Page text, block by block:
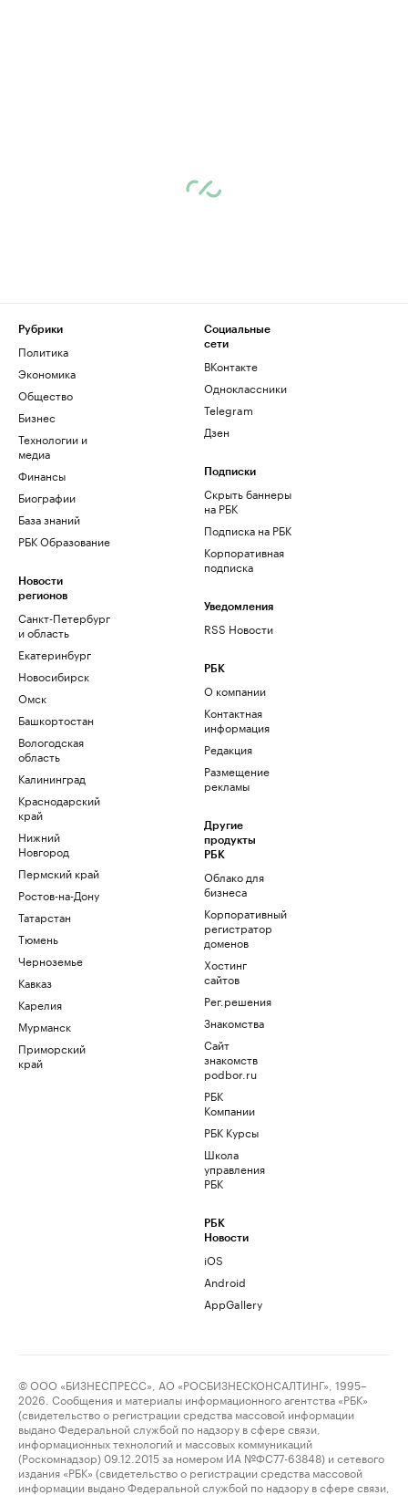
Рубрики
Политика
Экономика
Общество
Бизнес
Технологии и
медиа
Финансы
Биографии
База знаний
РБК Образование
Новости
регионов
Санкт-Петербург
и область
Екатеринбург
Новосибирск
Омск
Башкортостан
Вологодская
область
Калининград
Краснодарский
край
Нижний
Новгород
Пермский край
Ростов-на-Дону
Татарстан
Тюмень
Черноземье
Кавказ
Карелия
Мурманск
Приморский
край
Социальные
сети
ВКонтакте
Одноклассники
Telegram
Дзен
Подписки
Скрыть баннеры
на РБК
Подписка на РБК
Корпоративная
подписка
Уведомления
RSS Новости
РБК
О компании
Контактная
информация
Редакция
Размещение
рекламы
Другие
продукты
РБК
Облако для
бизнеса
Корпоративный
регистратор
доменов
Хостинг
сайтов
Рег.решения
Знакомства
Сайт
знакомств
podbor.ru
РБК
Компании
РБК Курсы
Школа
управления
РБК
РБК
Новости
iOS
Android
AppGallery
© ООО «БИЗНЕСПРЕСС», АО «РОСБИЗНЕСКОНСАЛТИНГ», 1995–
2026. Сообщения и материалы информационного агентства «РБК»
(свидетельство о регистрации средства массовой информации
выдано Федеральной службой по надзору в сфере связи,
информационных технологий и массовых коммуникаций
(Роскомнадзор) 09.12.2015 за номером ИА №ФС77-63848) и сетевого
издания «РБК» (свидетельство о регистрации средства массовой
информации выдано Федеральной службой по надзору в сфере связи,